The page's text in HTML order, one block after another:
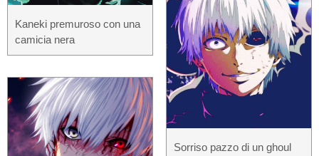
Kaneki premuroso con una
camicia nera
Sorriso pazzo di un ghoul